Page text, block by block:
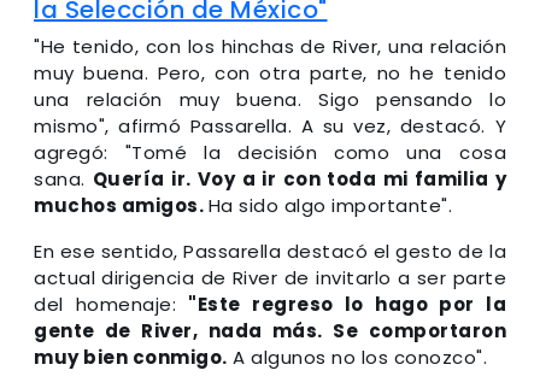
la Selección de México"
"He tenido, con los hinchas de River, una relación
muy buena. Pero, con otra parte, no he tenido
una relación muy buena. Sigo pensando lo
mismo", afirmó Passarella. A su vez, destacó. Y
agregó: "Tomé la decisión como una cosa
sana. Quería ir. Voy a ir con toda mi familia y
muchos amigos.Ha sido algo importante".
En ese sentido, Passarella destacó el gesto de la
actual dirigencia de River de invitarlo a ser parte
del homenaje: "Este regreso lo hago por la
gente de River, nada más. Se comportaron
muy bien conmigo. A algunos no los conozco".